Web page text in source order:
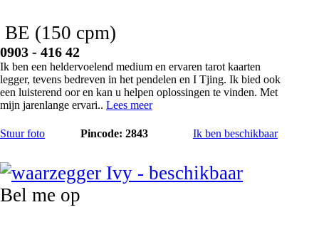
BE (150 cpm)
0903 - 416 42
Ik ben een heldervoelend medium en ervaren tarot kaarten
legger, tevens bedreven in het pendelen en I Tjing. Ik bied ook
een luisterend oor en kan u helpen oplossingen te vinden. Met
mijn jarenlange ervari.. Lees meer
Stuur foto Pincode: 2843 Ik ben beschikbaar
Bel me op